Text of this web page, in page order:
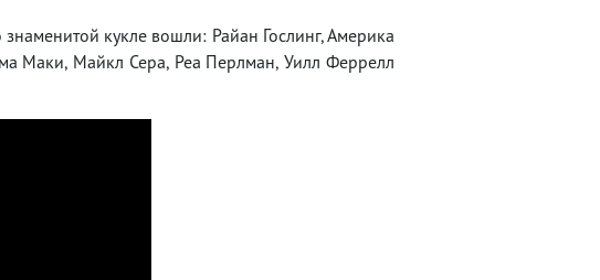
кукле вошли: Райан Гослинг, Америка
Маки, Майкл Сера, Реа Перлман, Уилл Феррелл